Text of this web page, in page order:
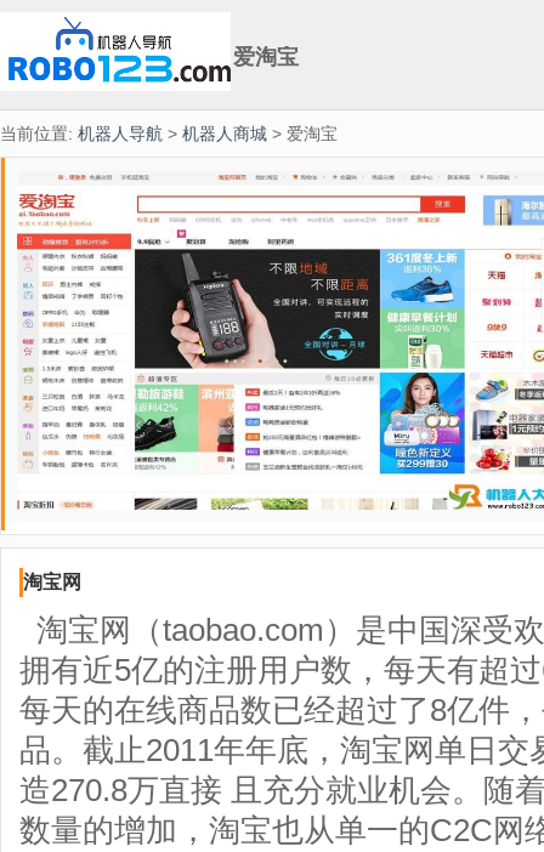
爱淘宝
当前位置: 机器人导航 > 机器人商城 > 爱淘宝
淘宝网
淘宝网（taobao.com）是中国深受
拥有近5亿的注册用户数，每天有超
每天的在线商品数已经超过了8亿件
品。截止2011年年底，淘宝网单日
造270.8万直接 且充分就业机会。随
数量的增加，淘宝也从单一的C2C网